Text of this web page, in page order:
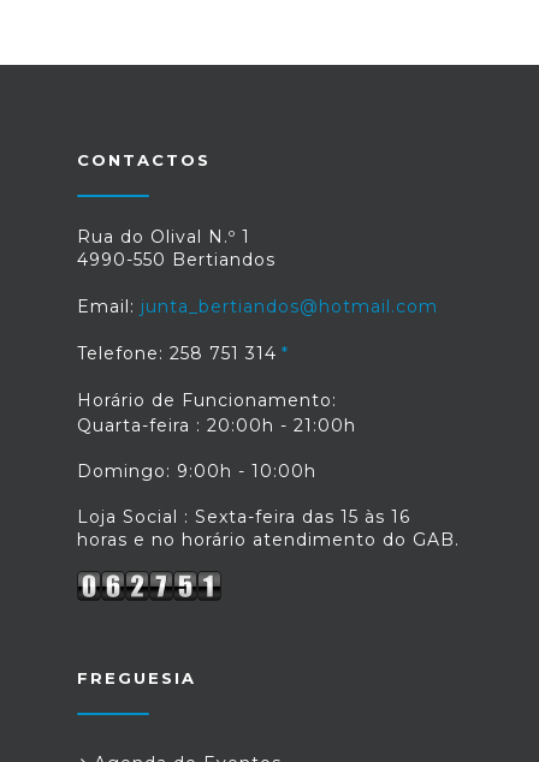
CONTACTOS
Rua do Olival N.º 1
4990-550 Bertiandos
Email: junta_bertiandos@hotmail.com
Telefone: 258 751 314
Horário de Funcionamento:
Quarta-feira : 20:00h - 21:00h
Domingo: 9:00h - 10:00h
Loja Social : Sexta-feira das 15 às 16
horas e no horário atendimento do GAB.
FREGUESIA